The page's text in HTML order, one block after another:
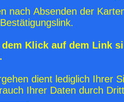
nach Absenden der
Klick auf dem Link
dient lediglich Ihrer
Ihrer Daten durch